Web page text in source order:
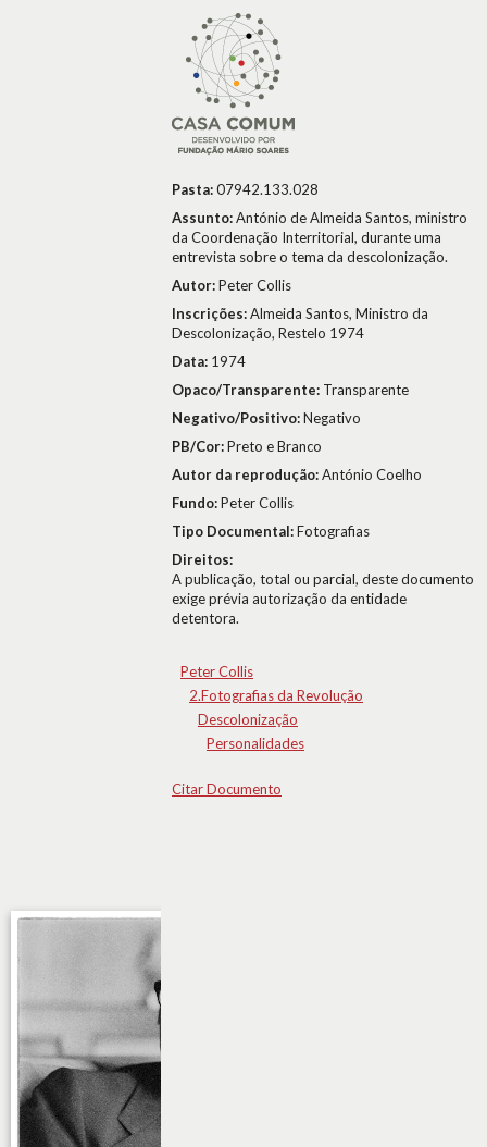
Pasta:07942.133.028
Assunto:António de Almeida Santos, ministro
da Coordenação Interritorial, durante uma
entrevista sobre o tema da descolonização.
Autor:Peter Collis
Inscrições:Almeida Santos, Ministro da
Descolonização, Restelo 1974
Data: 1974
Opaco/Transparente: Transparente
Negativo/Positivo:Negativo
PB/Cor:Preto e Branco
Autor da reprodução:António Coelho
Fundo:Peter Collis
Tipo Documental:Fotografias
Direitos:
A publicação, total ou parcial, deste documento
exige prévia autorização da entidade
detentora.
Peter Collis
2.Fotografias da Revolução
Descolonização
Personalidades
Citar Documento